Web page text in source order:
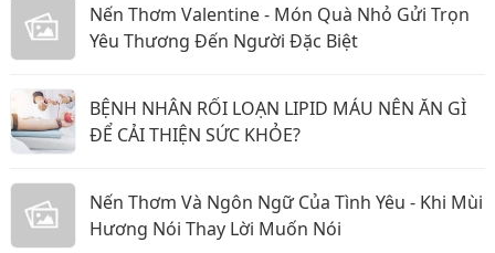
Nến Thơm Valentine - Món Quà Nhỏ Gửi Trọn
Yêu Thương Đến Người Đặc Biệt
BỆNH NHÂN RỐI LOẠN LIPID MÁU NÊN ĂN GÌ
ĐỂ CẢI THIỆN SỨC KHỎE?
Nến Thơm Và Ngôn Ngữ Của Tình Yêu - Khi Mùi
Hương Nói Thay Lời Muốn Nói